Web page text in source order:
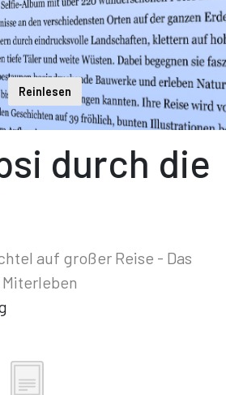
Reinlesen
durch die
auf großer Reise - Das